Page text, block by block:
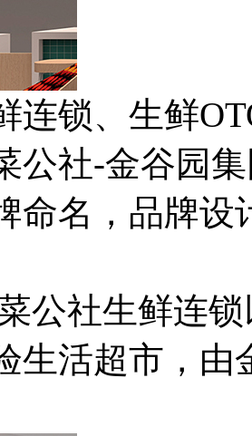
连锁、生鲜
公社-金谷园
命名，品牌设
公社生鲜连
生活超市，